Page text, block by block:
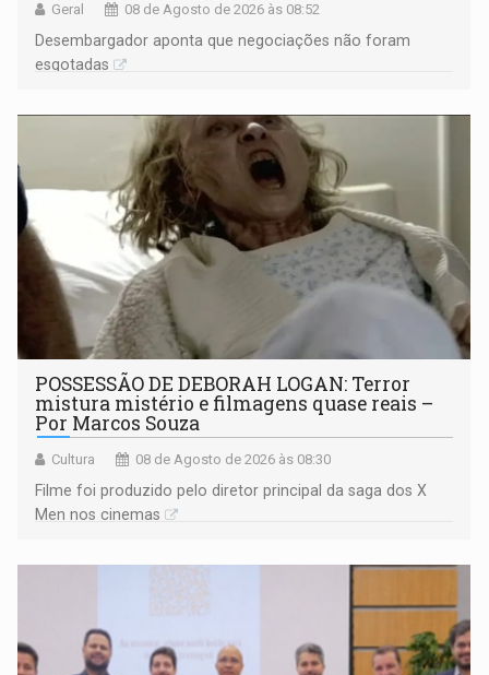
Geral 08 de Agosto de 2026 às 08:52
Desembargador aponta que negociações não foram
esgotadas
POSSESSÃO DE DEBORAH LOGAN: Terror
mistura mistério e filmagens quase reais –
Por Marcos Souza
Cultura 08 de Agosto de 2026 às 08:30
Filme foi produzido pelo diretor principal da saga dos X
Men nos cinemas